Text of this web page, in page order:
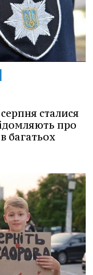
сталися
про
багатьох